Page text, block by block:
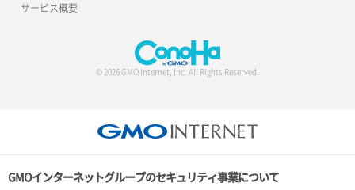
サービス概要
© 2026 GMO Internet, Inc. All Rights Reserved.
GMOインターネットグループのセキュリティ事業について